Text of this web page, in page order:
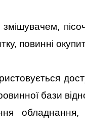
повинні
бази